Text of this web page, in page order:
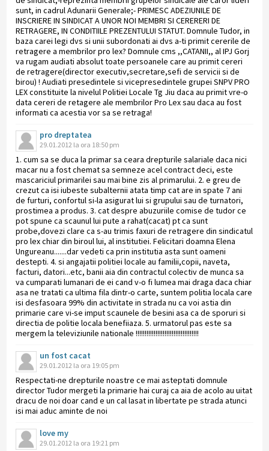
sunt, in cadrul Adunarii Generale;- PRIMESC ADEZIUNILE DE
INSCRIERE IN SINDICAT A UNOR NOI MEMBRI SI CERERERI DE
RETRAGERE, IN CONDITIILE PREZENTULUI STATUT. Domnule Tudor, in
baza carei legi dvs si unii subordonati ai dvs a-ti primit cererile de
retragere a membrilor pro lex? Domnule cms ,,CATANII,, al IPJ Gorj
va rugam audiati absolut toate persoanele care au primit cereri
de retragere(director executiv,secretare,sefi de servicii si de
birou) ! Audiati presedintele si vicepresedintele grupei SNPV PRO
LEX constituite la nivelul Politiei Locale Tg Jiu daca au primit vre-o
data cereri de retagere ale membrilor Pro Lex sau daca au fost
informati ca acestia vor sa se retraga!
pro dreptatea
29.01.2012 la ora 18:50 pm
1. cum sa se duca la primar sa ceara drepturile salariale daca nici
macar nu a fost chemat sa semneze acel contract deci, este
mascariciul primarilei sau mai bine zis al primarului. 2. e greu de
crezut ca isi iubeste subalternii atata timp cat are in spate 7 ani
de furturi, confortul si-la asigurat lui si grupului sau de turnatori,
prostimea a produs. 3. cat despre abuzuriile comise de tudor ce
pot spune ca scaunul lui pute a rahat(cacat) pt ca sunt
probe,dovezi clare ca s-au trimis faxuri de retragere din sindicatul
pro lex chiar din biroul lui, al institutiei. Felicitari doamna Elena
Ungureanu.......dar vedeti ca prin institutia asta sunt oameni
destepti. 4. si angajatii politiei locale au familii,copii, naveta,
facturi, datori...etc, banii aia din contractul colectiv de munca sa
va cumparati lumanari de ei cand v-o fi lumea mai draga daca chiar
asa ne tratati ca ultima fila dintr-o carte, suntem politia locala care
isi desfasoara 99% din activitate in strada nu ca voi astia din
primarie care vi-se imput scaunele de besini asa ca de sporuri si
directia de politie locala benefiiaza. 5. urmatorul pas este sa
mergem la televiziunile nationale !!!!!!!!!!!!!!!!!!!!!!!!!!!!!!!!!!!
un fost cacat
29.01.2012 la ora 19:05 pm
Respectati-ne drepturile noastre ce mai asteptati domnule
director Tudor mergeti la primarie hai curaj ca aia de acolo au uitat
dracu de noi doar cand e un cal lasat in libertate pe strada atunci
isi mai aduc aminte de noi
love my
29.01.2012 la ora 19:21 pm